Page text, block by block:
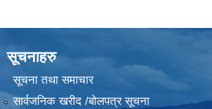
सूचनाहरु
सूचना तथा समाचार
सार्वजनिक खरीद /बोलपत्र सूचना